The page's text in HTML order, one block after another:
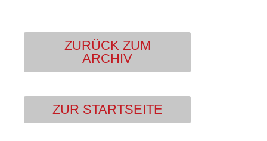
ZURÜCK ZUM
ARCHIV
ZUR STARTSEITE